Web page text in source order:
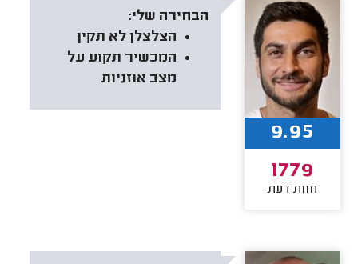
הבחירה שלי:
הצלצלן לא תקין
המכשיר תקוע על
מצב אוזניות
9.95
1779
חוות דעת